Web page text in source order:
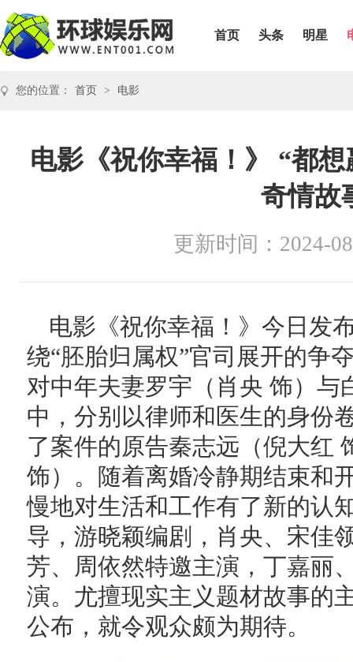
首页 头条 明星
您的位置： 首页 > 电影
电影《祝你幸福！》 “都
奇情故
更新时间：2024-
电影《祝你幸福！》今日发
绕“胚胎归属权”官司展开的争
对中年夫妻罗宇（肖央 饰）与
中，分别以律师和医生的身份
了案件的原告秦志远（倪大红
饰）。随着离婚冷静期结束和
慢地对生活和工作有了新的认
导，游晓颖编剧，肖央、宋佳
芳、周依然特邀主演，丁嘉丽
演。尤擅现实主义题材故事的
公布，就令观众颇为期待。